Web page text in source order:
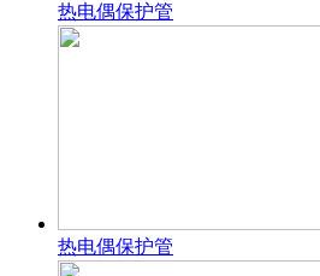
热电偶保护管
热电偶保护管